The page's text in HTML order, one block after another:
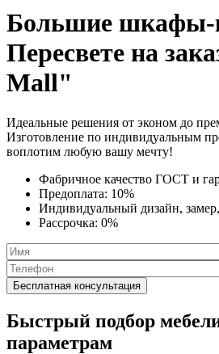
Большие шкафы-
Пересвете на
Mall"
Идеальные решения от эконом до
Изготовление по индивидуальным
воплотим любую вашу мечту!
Фабричное качество ГОСТ и
Предоплата: 10%
Индивидуальный дизайн, замер,
Рассрочка: 0%
Быстрый подбор
параметрам